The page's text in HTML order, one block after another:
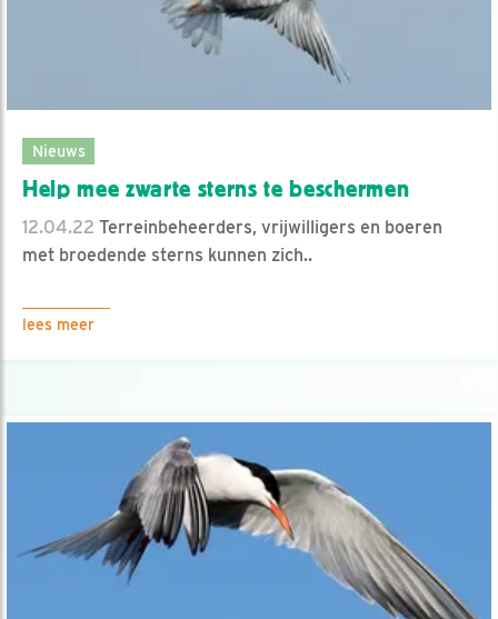
Nieuws
Help mee zwarte sterns te beschermen
12.04.22 Terreinbeheerders, vrijwilligers en boeren
met broedende sterns kunnen zich..
lees meer